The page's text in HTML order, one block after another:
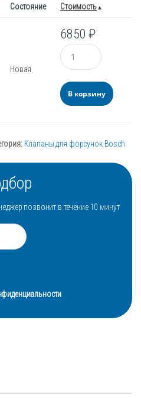
Состояние Стоимость
Новая
6850₽
Количество
В корзину
Клапаны для форсунок Bosch
позвонит в течение 10 минут